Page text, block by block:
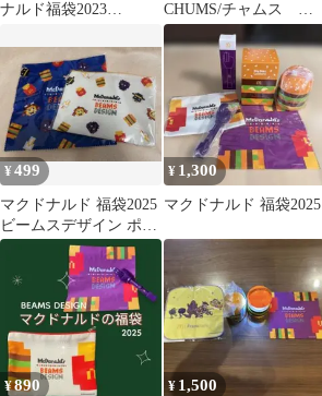
ナルド福袋2023
CHUMS/チャムス ク
リーナークロス（新
品・未使用）
¥499
マクドナルド 福袋2025
ビームスデザイン ポー
チとクリーナークロス
¥ 1,300
マクドナルド 福袋2025
¥890 ¥ 1,500